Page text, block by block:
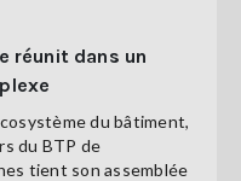
réunit dans un
du bâtiment,
du BTP de
tient son assemblée